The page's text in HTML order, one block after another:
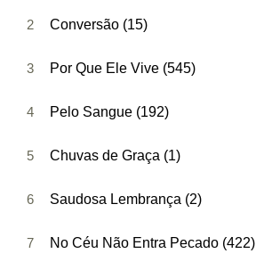
2 Conversão (15)
3 Por Que Ele Vive (545)
4 Pelo Sangue (192)
5 Chuvas de Graça (1)
6 Saudosa Lembrança (2)
7 No Céu Não Entra Pecado (422)